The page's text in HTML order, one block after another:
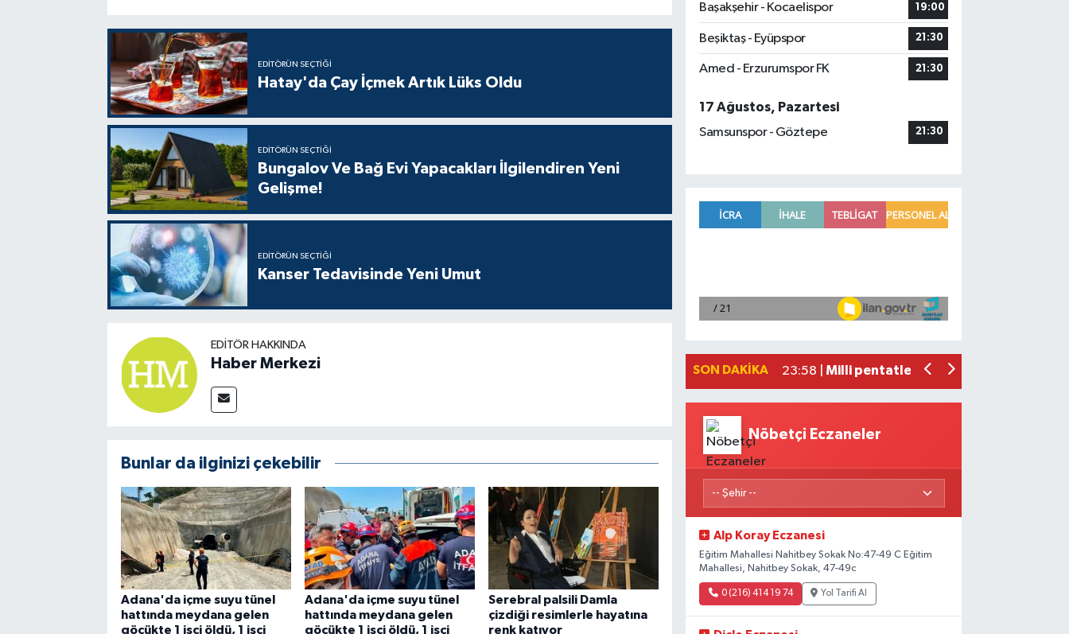
EDITÖRÜN SEÇTIĞI
Hatay'da Çay İçmek Artık Lüks Oldu
EDITÖRÜN SEÇTIĞI
Bungalov Ve Bağ Evi Yapacakları İlgilendiren Yeni
Gelişme!
EDITÖRÜN SEÇTIĞI
Kanser Tedavisinde Yeni Umut
EDITÖR HAKKINDA
Haber Merkezi
Bunlar da ilginizi çekebilir
Adana'da içme suyu tünel
hattında meydana gelen
göçükte 1 işçi öldü, 1 işçi
Adana'da içme suyu tünel
hattında meydana gelen
göçükte 1 işçi öldü, 1 işçi
Serebral palsili Damla
çizdiği resimlerle hayatına
renk katıyor
Başakşehir - Kocaelispor
19:00
Beşiktaş - Eyüpspor 21:30
Amed - Erzurumspor FK 21:30
17 Ağustos, Pazartesi
Samsunspor - Göztepe
21:30
SON DAKIKA
Adana'da silahlı saldırıda 3 kişi
01:06 |
Adana'da helikopter destekli 'huzur
Nöbetçi Eczaneler
Alp Koray Eczanesi
Eğitim Mahallesi Nahitbey Sokak No:47-49 C Eğitim
Mahallesi, Nahitbey Sokak, 47-49c
0 (216) 414 19 74 Yol Tarifi Al